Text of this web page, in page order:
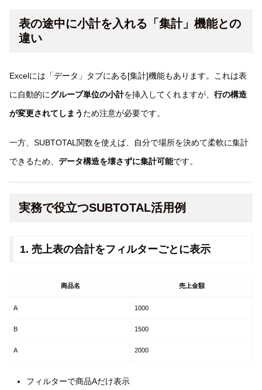
表の途中に小計を入れる「集計」機能との
違い
Excelには「データ」タブにある[集計]機能もあります。これは表
に自動的にグループ単位の小計を挿入してくれますが、 行の構造
が変更されてしまう ため注意が必要です。
一方、SUBTOTAL関数を使えば、自分で場所を決めて柔軟に集計
できるため、 データ構造を壊さずに集計可能です。
実務で役立つSUBTOTAL活用例
1. 売上表の合計をフィルターごとに表示
商品名 売上金額
A 1000
B 1500
A 2000
フィルターで商品Aだけ表示